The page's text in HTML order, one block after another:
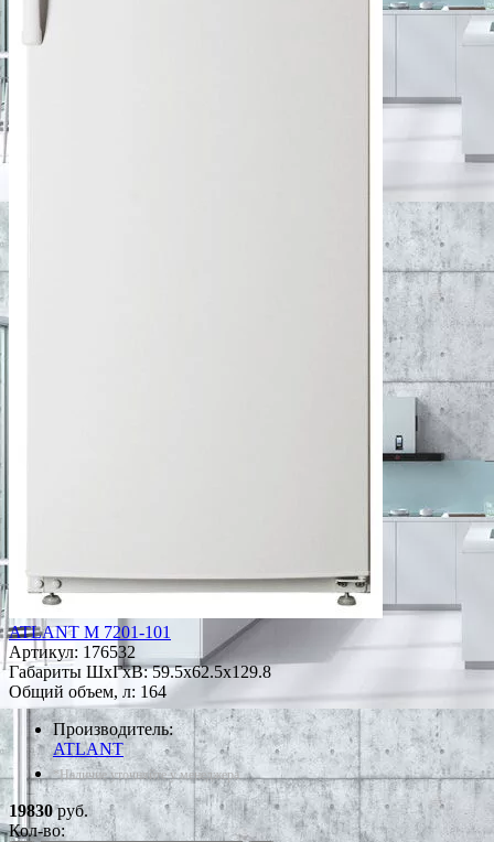
ATLANT М 7201-101
Артикул: 176532
Габариты ШxГxВ: 59.5x62.5x129.8
Общий объем, л: 164
Производитель:
ATLANT
*Наличие уточняйте у менеджера
19830руб.
Кол-во: